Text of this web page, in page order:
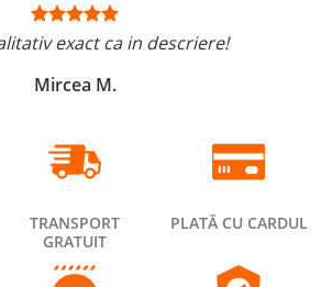
exact ca in descriere!
Mircea M.
TRANSPORT
GRATUIT
PLATĂ CU CARDUL